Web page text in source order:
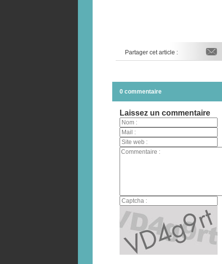
Partager cet article :
0 commentaire
Laissez un commentaire